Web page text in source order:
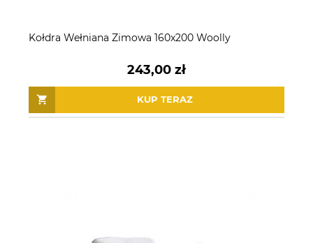
Kołdra Wełniana Zimowa 160x200 Woolly
243,00 zł
KUP TERAZ